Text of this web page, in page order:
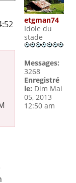
etgman74
Idole du
stade
Messages:
3268
Enregistré
le: Dim Mai
05, 2013
12:50 am